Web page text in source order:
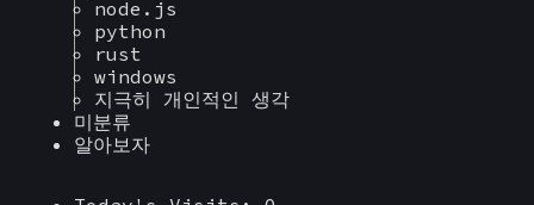
node.js
python
rust
windows
지극히 개인적인 생각
미분류
알아보자